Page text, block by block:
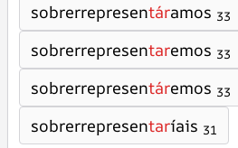
sobrerrepresentáramos 33
sobrerrepresentaremos 33
sobrerrepresentáremos 33
sobrerrepresentaríais 31